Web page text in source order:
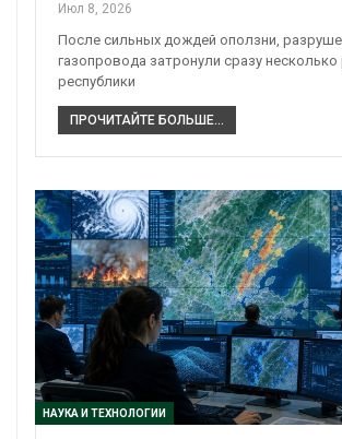
Июл 8, 2026
После сильных дождей оползни,
газопровода затронули сразу
республики
ПРОЧИТАЙТЕ БОЛЬШЕ...
НАУКА И ТЕХНОЛОГИИ